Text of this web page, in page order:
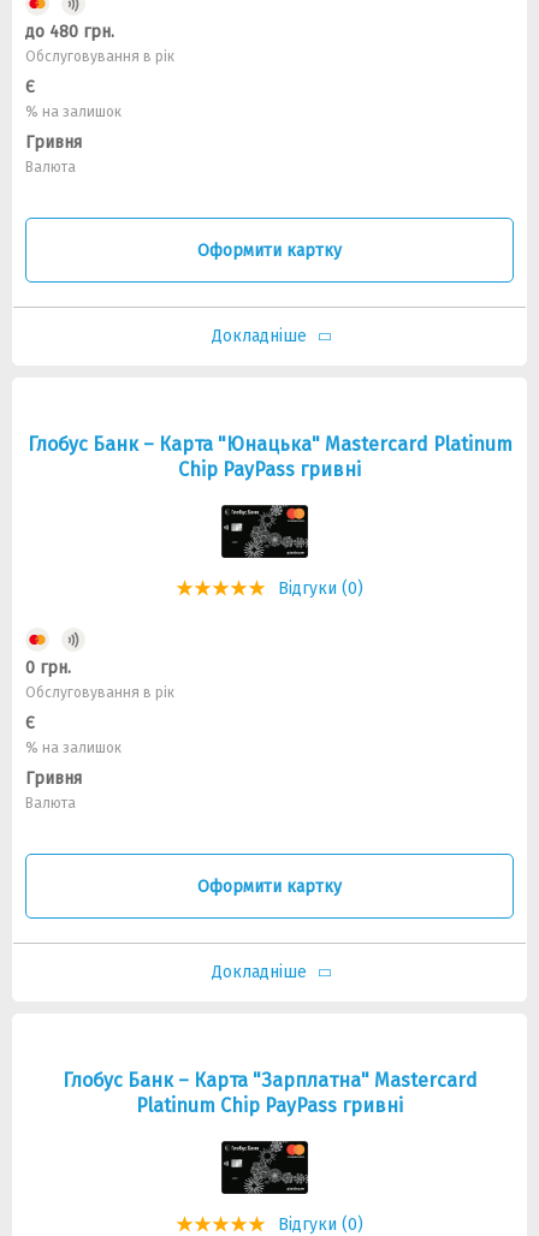
до 480 грн.
Обслуговування в рік
Є
% на залишок
Гривня
Валюта
Оформити картку
Докладніше
Глобус Банк – Карта "Юнацька" Masterсard Platinum
Chip PayPass гривні
Відгуки (0)
0 грн.
Обслуговування в рік
Є
% на залишок
Гривня
Валюта
Оформити картку
Докладніше
Глобус Банк – Карта "Зарплатна" Mastercard
Platinum Chip PayPass гривні
Відгуки (0)